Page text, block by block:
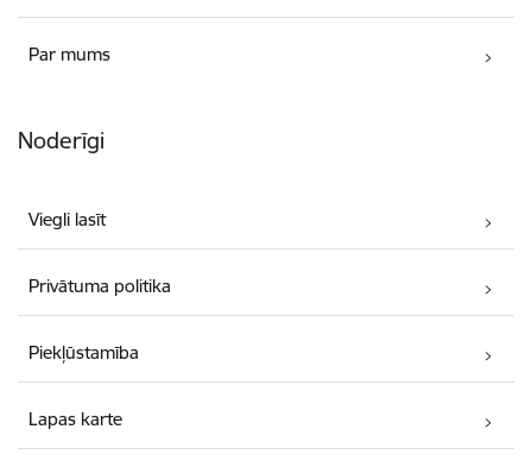
Par mums
Noderīgi
Viegli lasīt
Privātuma politika
Piekļūstamība
Lapas karte